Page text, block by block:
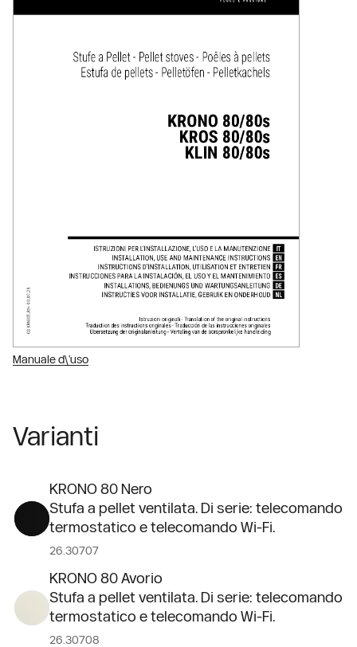
Manuale d\'uso
Varianti
KRONO 80 Nero
Stufa a pellet ventilata. Di serie: telecomando
termostatico e telecomando Wi-Fi.
26.30707
KRONO 80 Avorio
Stufa a pellet ventilata. Di serie: telecomando
termostatico e telecomando Wi-Fi.
26.30708